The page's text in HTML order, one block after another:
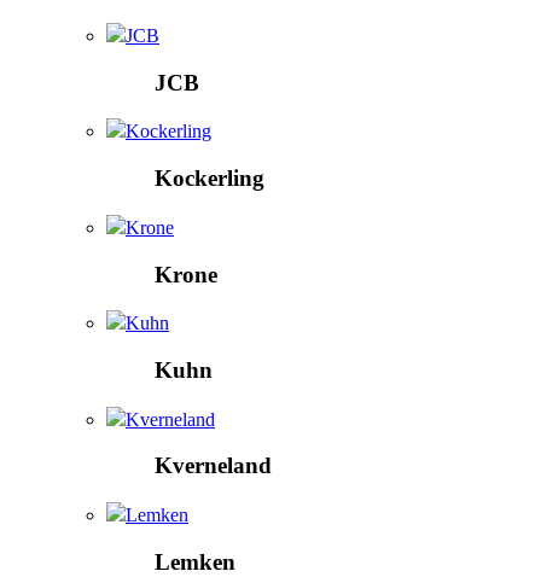
JCB
JCB
Kockerling
Kockerling
Krone
Krone
Kuhn
Kuhn
Kverneland
Kverneland
Lemken
Lemken